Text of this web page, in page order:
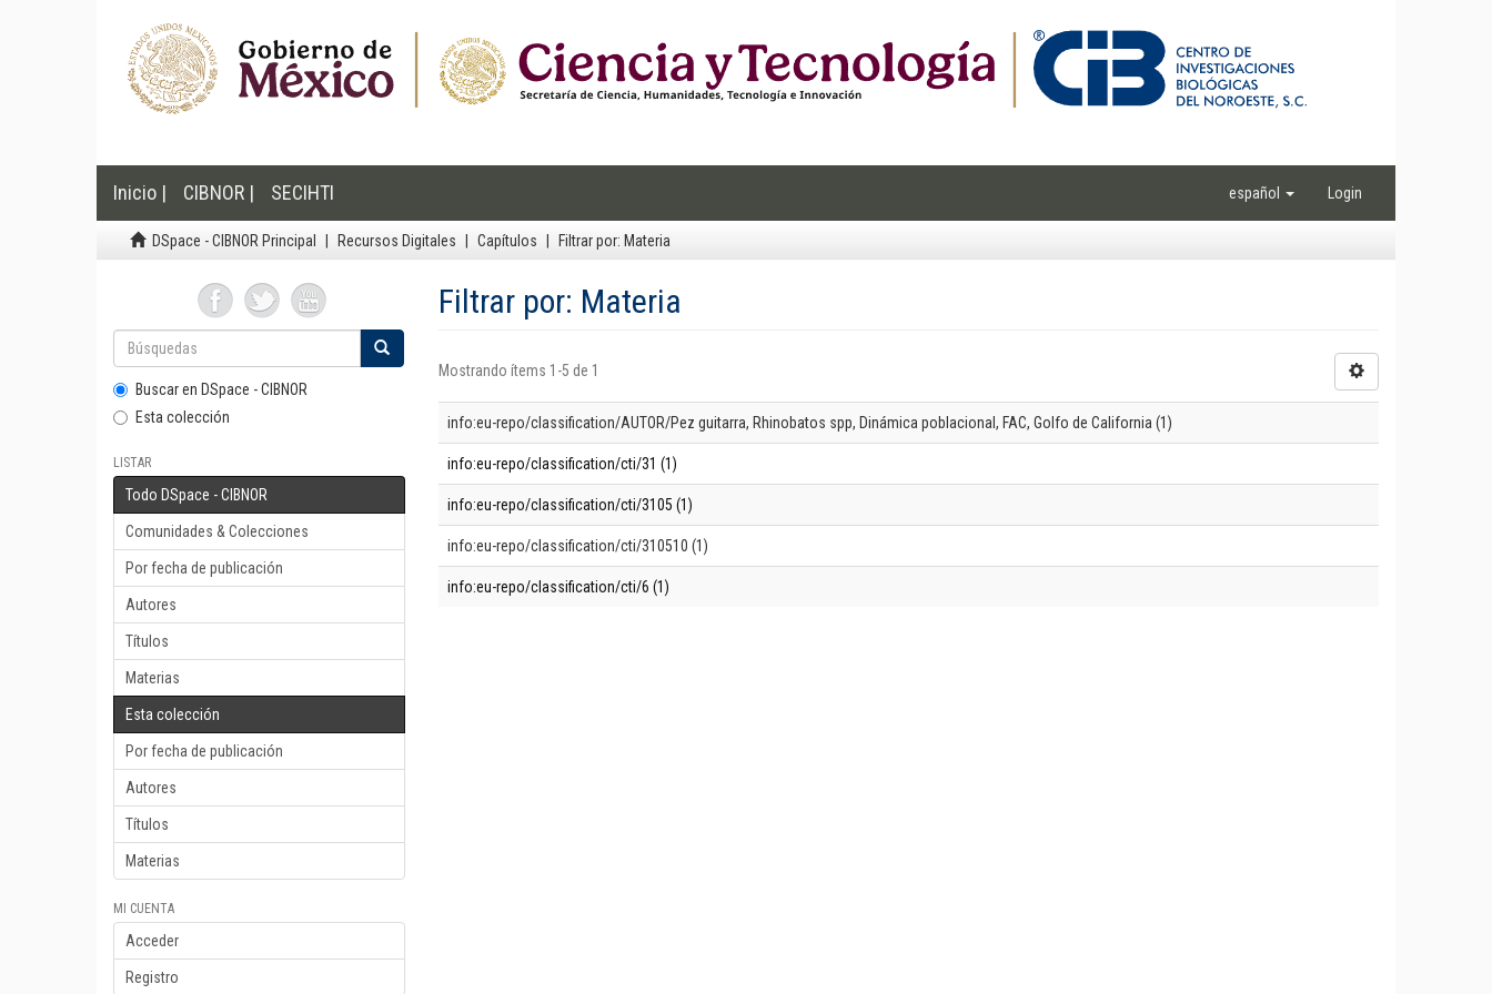
Inicio | CIBNOR | SECIHTI español Login
DSpace - CIBNOR Principal Recursos Digitales Capítulos Filtrar por: Materia
Buscar en DSpace - CIBNOR
Esta colección
LISTAR
Todo DSpace - CIBNOR
Comunidades & Colecciones
Por fecha de publicación
Autores
Títulos
Materias
Esta colección
Por fecha de publicación
Autores
Títulos
Materias
MI CUENTA
Acceder
Registro
Filtrar por: Materia
Mostrando ítems 1-5 de 1
info:eu-repo/classification/AUTOR/Pez guitarra, Rhinobatos spp, Dinámica poblacional, FAC, Golfo de California (1)
info:eu-repo/classification/cti/31 (1)
info:eu-repo/classification/cti/3105 (1)
info:eu-repo/classification/cti/310510 (1)
info:eu-repo/classification/cti/6 (1)